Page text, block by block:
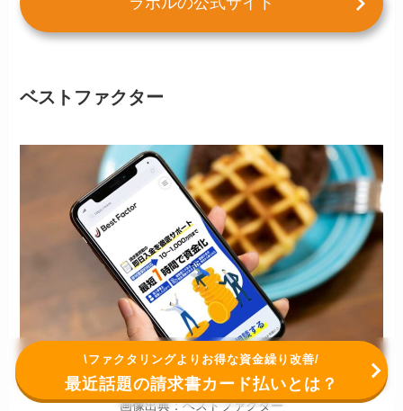
ベストファクター
画像出典：ベストファクター
\ファクタリングよりお得な資金繰り改善/
最近話題の請求書カード払いとは？